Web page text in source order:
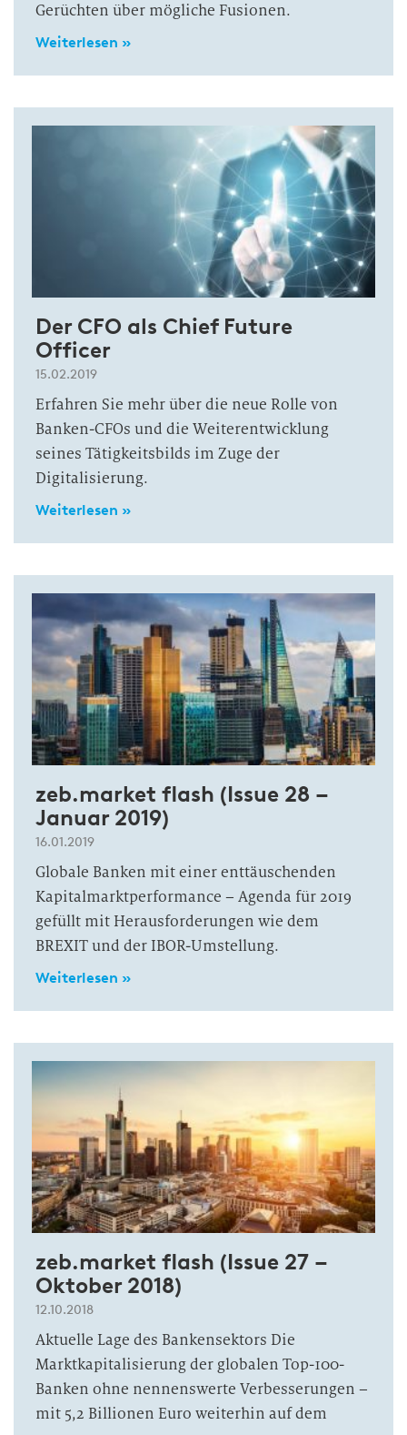
Gerüchten über mögliche Fusionen.
Weiterlesen »
Der CFO als Chief Future
Officer
15.02.2019
Erfahren Sie mehr über die neue Rolle von
Banken-CFOs und die Weiterentwicklung
seines Tätigkeitsbilds im Zuge der
Digitalisierung.
Weiterlesen »
zeb.market flash (Issue 28 –
Januar 2019)
16.01.2019
Globale Banken mit einer enttäuschenden
Kapitalmarktperformance – Agenda für 2019
gefüllt mit Herausforderungen wie dem
BREXIT und der IBOR-Umstellung.
Weiterlesen »
zeb.market flash (Issue 27 –
Oktober 2018)
12.10.2018
Aktuelle Lage des Bankensektors Die
Marktkapitalisierung der globalen Top-100-
Banken ohne nennenswerte Verbesserungen –
mit 5,2 Billionen Euro weiterhin auf dem